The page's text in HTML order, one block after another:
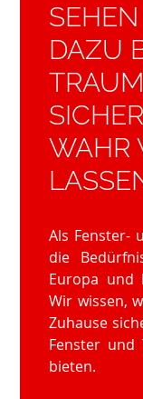
DAZU
WAHR
Als Fenster-
die
Europa und
Wir wissen,
Zuhause
Fenster und
bieten.